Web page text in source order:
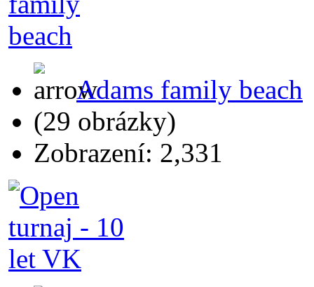
Adams family beach
(29 obrázky)
Zobrazení: 2,331